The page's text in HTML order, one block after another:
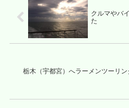
クルマやバ
た
栃木（宇都宮）へラーメンツーリン